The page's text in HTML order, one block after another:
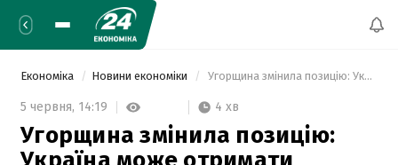
Економіка Новини економіки Угорщина змінила позицію: Україна може отримати мільярди на ППО
5 червня, 14:19 4 хв
Угорщина змінила позицію: